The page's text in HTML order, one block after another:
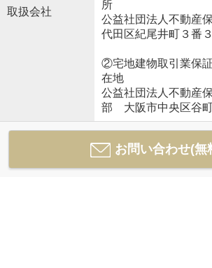
取扱会社
所
公益社団法人不動産
代田区紀尾井町３番
②宅地建物取引業保
在地
公益社団法人不動産
部 大阪市中央区谷
お問い合わせ(無